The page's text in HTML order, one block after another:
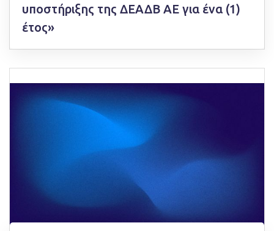
υποστήριξης της ΔΕΑΔΒ ΑΕ για ένα (1)
έτος»